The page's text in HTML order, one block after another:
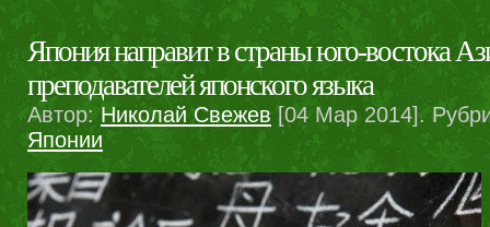
Япония направит в страны юго-востока
преподавателей японского языка
Автор: Николай Свежев [04 Мар 2014].
Японии